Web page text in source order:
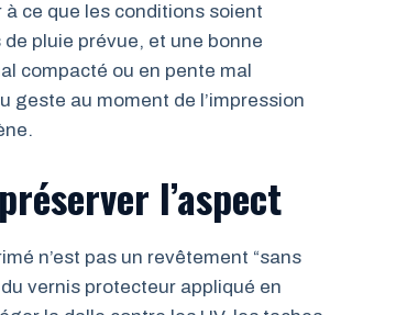
ce que les conditions soient
pluie prévue, et une bonne
compacté ou en pente mal
geste au moment de l’impression
l’aspect
n’est pas un revêtement “sans
vernis protecteur appliqué en